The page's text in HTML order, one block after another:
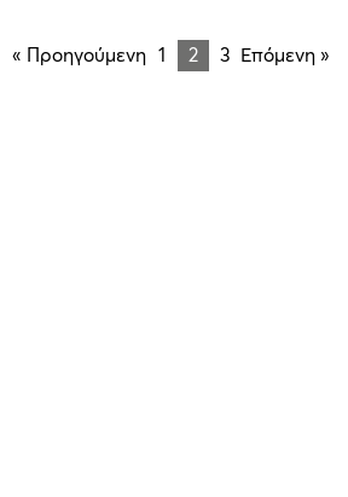
« Προηγούμενη 1 2 3 Επόμενη »